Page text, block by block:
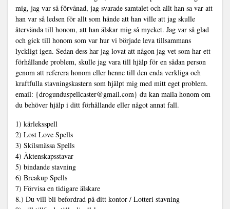
mig, jag var så förvånad, jag svarade samtalet och allt han sa var att
han var så ledsen för allt som hände att han ville att jag skulle
återvända till honom, att han älskar mig så mycket. Jag var så glad
och gick till honom som var hur vi började leva tillsammans
lyckligt igen. Sedan dess har jag lovat att någon jag vet som har ett
förhållande problem, skulle jag vara till hjälp för en sådan person
genom att referera honom eller henne till den enda verkliga och
kraftfulla stavningskastern som hjälpt mig med mitt eget problem.
email: {drogunduspellcaster@gmail.com} du kan maila honom om
du behöver hjälp i ditt förhållande eller något annat fall.
1) kärleksspell
2) Lost Love Spells
3) Skilsmässa Spells
4) Äktenskapsstavar
5) bindande stavning
6) Breakup Spells
7) Förvisa en tidigare älskare
8.) Du vill bli befordrad på ditt kontor / Lotteri stavning